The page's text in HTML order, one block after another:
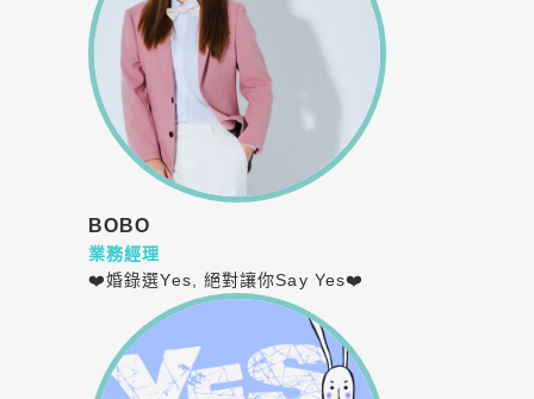
BOBO
業務經理
❤️婚錄選Yes, 絕對讓你Say Yes❤️